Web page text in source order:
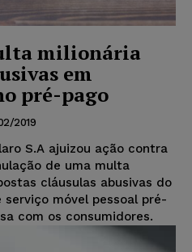
milionária
em
pré-pago
2019
S.A ajuizou ação contra
de uma multa
cláusulas abusivas do
móvel pessoal pré-
com os consumidores.